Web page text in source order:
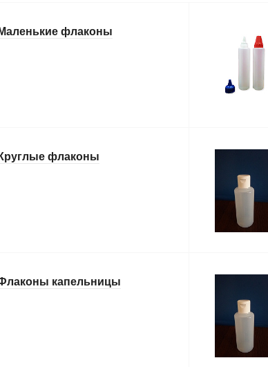
Маленькие флаконы
Круглые флаконы
капельницы